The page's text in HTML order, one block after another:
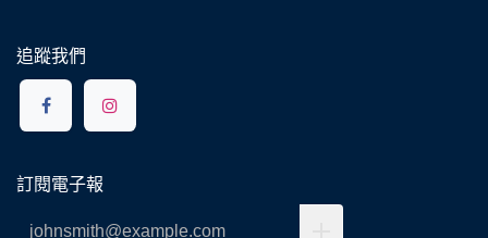
追蹤我們
訂閱電子報